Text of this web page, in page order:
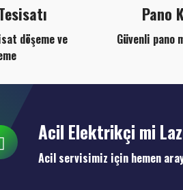
döşeme ve
Pano
Güvenli pano
Acil Elektrikçi mi
Acil servisimiz için hemen